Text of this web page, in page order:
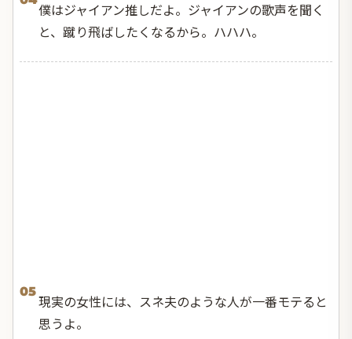
僕はジャイアン推しだよ。ジャイアンの歌声を聞く
と、蹴り飛ばしたくなるから。ハハハ。
05
現実の女性には、スネ夫のような人が一番モテると
思うよ。